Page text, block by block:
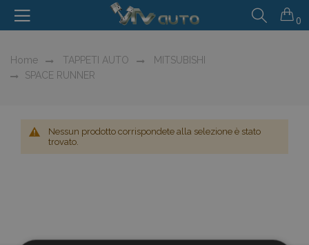
0
Home TAPPETI AUTO
MITSUBISHI
SPACE RUNNER
Nessun prodotto corrispondete alla selezione è stato
trovato.